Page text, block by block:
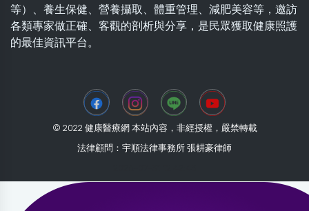
等）、養生保健、營養攝取、體重管理、減肥美容等，邀訪
各類專家做正確、客觀的剖析與分享，是民眾獲取健康照護
的最佳資訊平台。
© 2022 健康醫療網 本站內容，非經授權，嚴禁轉載
法律顧問：宇順法律事務所 張耕豪律師